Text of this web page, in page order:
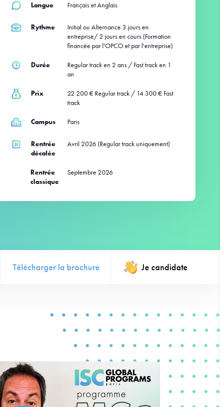
Langue Français et Anglais
Rythme
Initial ou Alternance 3 jours en
entreprise/ 2 jours en cours (Formation
financée par l'OPCO et par l'entreprise)
Durée
Regular track en 2 ans / Fast track en 1
an
Prix
22 200 € Regular track / 14 300 € Fast
track
Campus Paris
Rentrée
décalée
Avril 2026 (Regular track uniquement)
Rentrée
classique
Septembre 2026
Télécharger la brochure Je candidate